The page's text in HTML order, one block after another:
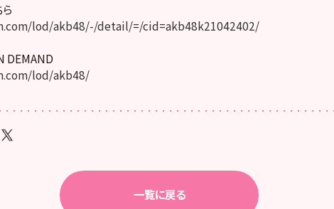
lod/akb48/-/detail/=/cid=akb48k21042402/
DEMAND
lod/akb48/
一覧に戻る